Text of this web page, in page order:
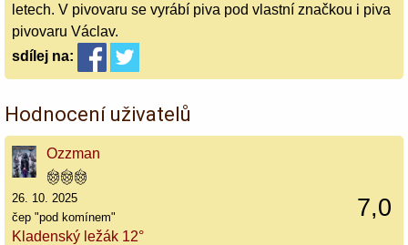
letech. V pivovaru se vyrábí piva pod vlastní značkou i piva
pivovaru Václav.
sdílej na:
Hodnocení uživatelů
Ozzman
7,0
26. 10. 2025
čep "pod komínem"
Kladenský ležák 12°